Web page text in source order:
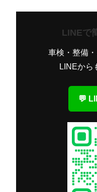
ン
LINEで
車検・整備
LINEから
💬